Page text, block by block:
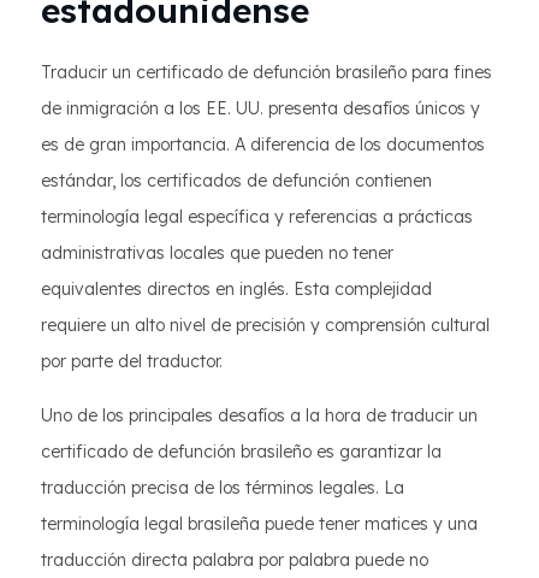
estadounidense
Traducir un certificado de defunción brasileño para fines
de inmigración a los EE. UU. presenta desafíos únicos y
es de gran importancia. A diferencia de los documentos
estándar, los certificados de defunción contienen
terminología legal específica y referencias a prácticas
administrativas locales que pueden no tener
equivalentes directos en inglés. Esta complejidad
requiere un alto nivel de precisión y comprensión cultural
por parte del traductor.
Uno de los principales desafíos a la hora de traducir un
certificado de defunción brasileño es garantizar la
traducción precisa de los términos legales. La
terminología legal brasileña puede tener matices y una
traducción directa palabra por palabra puede no